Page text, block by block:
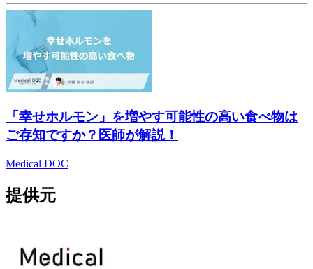
「幸せホルモン」を増やす可能性の高い食べ物は
ご存知ですか？医師が解説！
Medical DOC
提供元